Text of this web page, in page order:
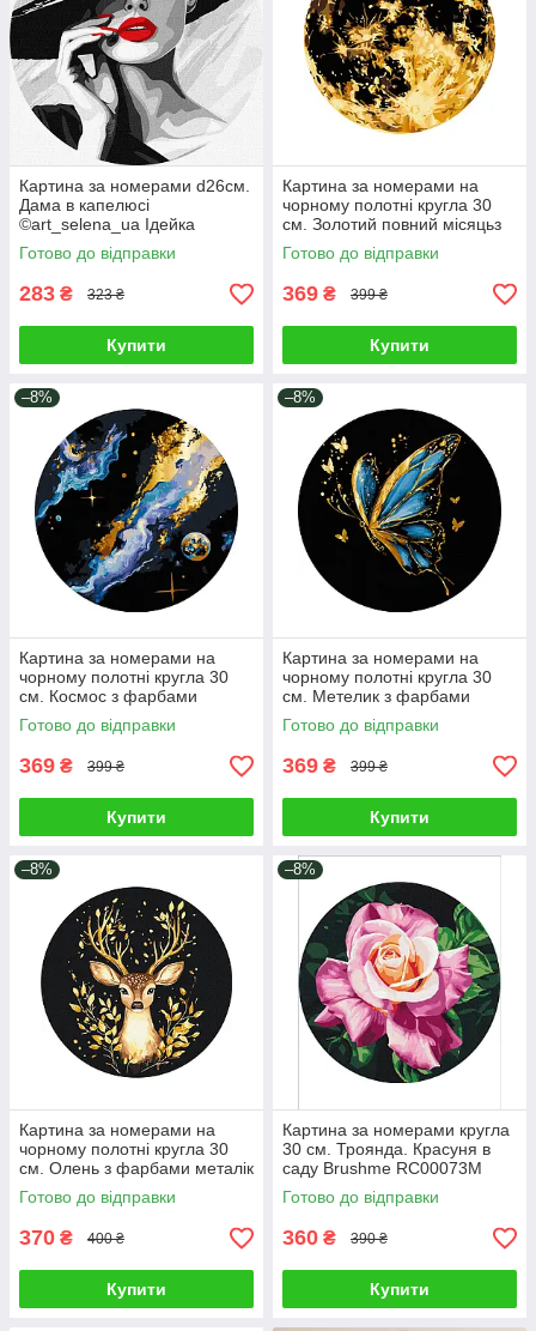
Картина за номерами d26см.
Дама в капелюсі
©art_selena_ua Ідейка
КНОR1158
Готово до відправки
283 ₴ 323 ₴
Купити
Картина за номерами на
чорному полотні кругла 30
см. Золотий повний місяцьз
фарбами металік Brushme
RCB00121M
Готово до відправки
369 ₴ 399 ₴
Купити
–8%
Картина за номерами на
чорному полотні кругла 30
см. Космос з фарбами
металік Brushme RCB00118M
Готово до відправки
369 ₴ 399 ₴
Купити
–8%
Картина за номерами на
чорному полотні кругла 30
см. Метелик з фарбами
металік Brushme RCB00117M
Готово до відправки
369 ₴ 399 ₴
Купити
–8%
Картина за номерами на
чорному полотні кругла 30
см. Олень з фарбами металік
Brushme RCB00113M
Готово до відправки
370 ₴ 400 ₴
Купити
–8%
Картина за номерами кругла
30 см. Троянда. Красуня в
саду Brushme RC00073M
Готово до відправки
360 ₴ 390 ₴
Купити